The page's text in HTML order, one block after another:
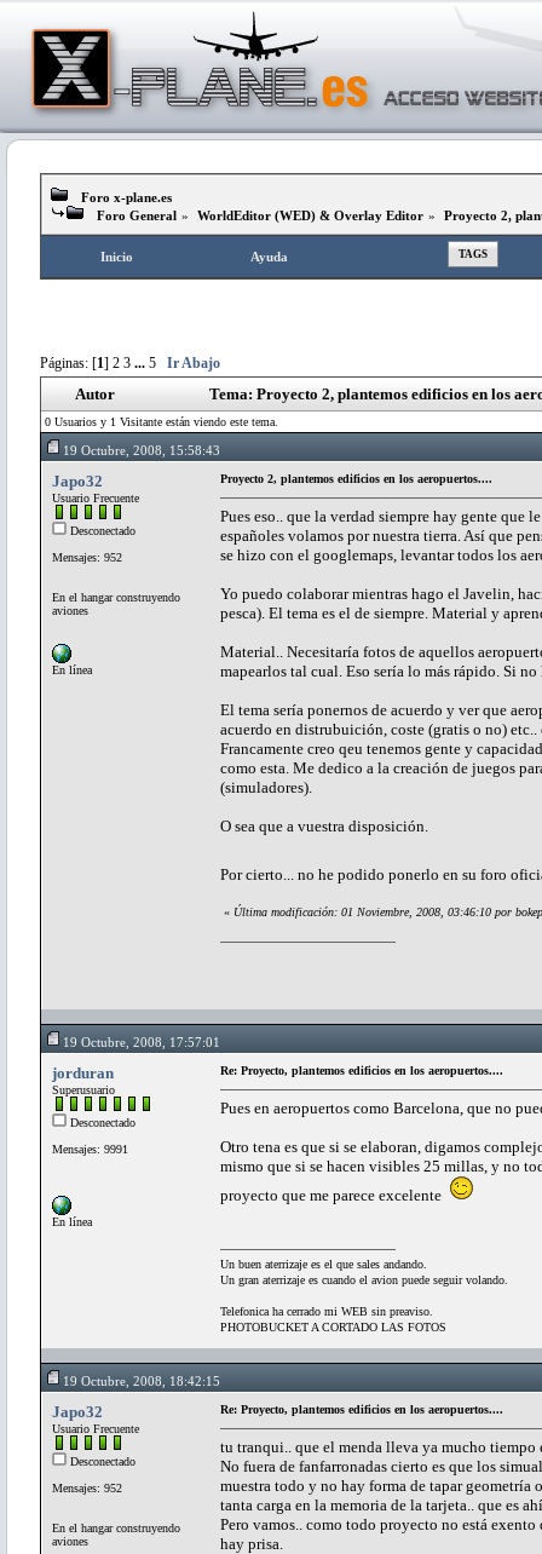
Foro x-plane.es
Foro General » WorldEditor (WED) & Overlay Editor » Proyecto 2,
Inicio Ayuda TAGS
Páginas: [1] 2 3 ... 5 Ir Abajo
Autor Tema: Proyecto 2, plantemos edificios en los
0 Usuarios y 1 Visitante están viendo este tema.
19 Octubre, 2008, 15:58:43
Japo32
Usuario Frecuente
Desconectado
Mensajes: 952
En el hangar construyendo
aviones
En línea
Proyecto 2, plantemos edificios en los aeropuertos....
Pues eso.. que la verdad siempre hay gente
españoles volamos por nuestra tierra. Así que
se hizo con el googlemaps, levantar todos los
Yo puedo colaborar mientras hago el Javelin,
pesca). El tema es el de siempre. Material y
Material.. Necesitaría fotos de aquellos
mapearlos tal cual. Eso sería lo más rápido. Si
El tema sería ponernos de acuerdo y ver que
acuerdo en distrubuición, coste (gratis o no) etc..
Francamente creo qeu tenemos gente y
como esta. Me dedico a la creación de juegos
(simuladores).
O sea que a vuestra disposición.
Por cierto... no he podido ponerlo en su foro
« Última modificación: 01 Noviembre, 2008, 03:46:10 por
19 Octubre, 2008, 17:57:01
jorduran
Superusuario
Desconectado
Mensajes: 9991
En línea
Re: Proyecto, plantemos edificios en los aeropuertos....
Pues en aeropuertos como Barcelona, que no
Otro tena es que si se elaboran, digamos
mismo que si se hacen visibles 25 millas, y no
proyecto que me parece excelente
Un buen aterrizaje es el que sales andando.
Un gran aterrizaje es cuando el avion puede seguir volando.
Telefonica ha cerrado mi WEB sin preaviso.
PHOTOBUCKET A CORTADO LAS FOTOS
19 Octubre, 2008, 18:42:15
Japo32
Usuario Frecuente
Desconectado
Mensajes: 952
En el hangar construyendo
aviones
Re: Proyecto, plantemos edificios en los aeropuertos....
tu tranqui.. que el menda lleva ya mucho tiempo
No fuera de fanfarronadas cierto es que los
muestra todo y no hay forma de tapar geometría
tanta carga en la memoria de la tarjeta.. que es
Pero vamos.. como todo proyecto no está
hay prisa.